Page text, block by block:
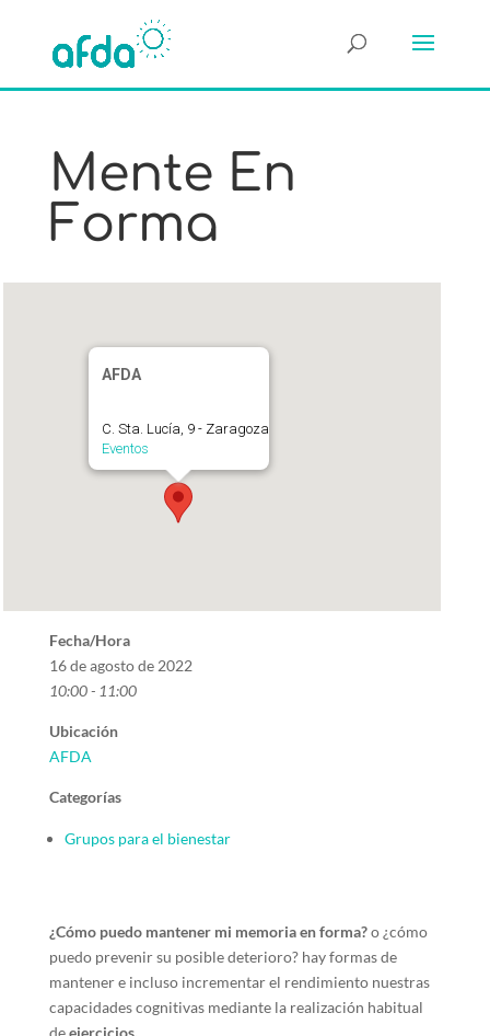
Mente En
Forma
AFDA
C. Sta. Lucía, 9 - Zaragoza
Eventos
Fecha/Hora
16 de agosto de 2022
10:00 - 11:00
Ubicación
AFDA
Categorías
Grupos para el bienestar
¿Cómo puedo mantener mi memoria en forma?o ¿cómo
puedo prevenir su posible deterioro? hay formas de
mantener e incluso incrementar el rendimiento nuestras
capacidades cognitivas mediante la realización habitual
deejercicios.